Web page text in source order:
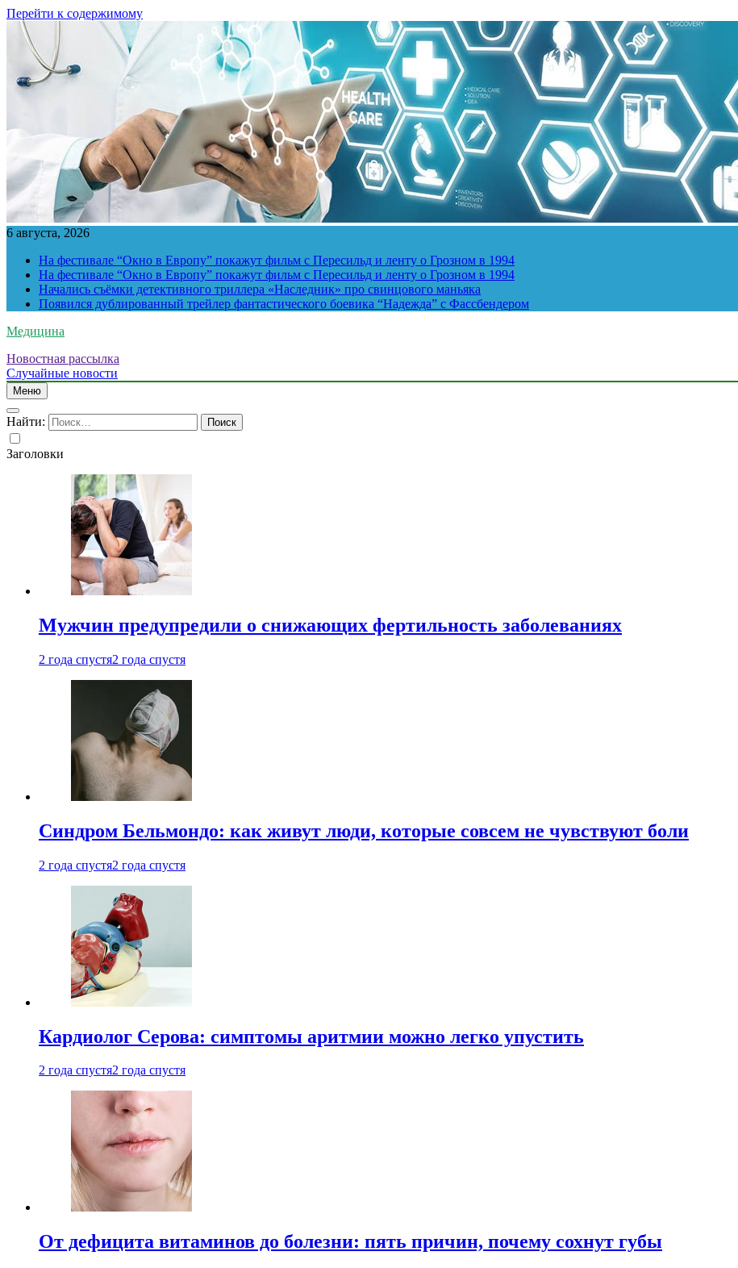
Перейти к содержимому
6 августа, 2026
На фестивале “Окно в Европу” покажут фильм с Пересильд и ленту о Грозном в 1994
На фестивале “Окно в Европу” покажут фильм с Пересильд и ленту о Грозном в 1994
Начались съёмки детективного триллера «Наследник» про свинцового маньяка
Появился дублированный трейлер фантастического боевика “Надежда” с Фассбендером
Медицина
Новостная рассылка
Случайные новости
Меню
Найти:
Заголовки
Мужчин предупредили о снижающих фертильность заболеваниях
2 года спустя2 года спустя
Синдром Бельмондо: как живут люди, которые совсем не чувствуют боли
2 года спустя2 года спустя
Кардиолог Серова: симптомы аритмии можно легко упустить
2 года спустя2 года спустя
От дефицита витаминов до болезни: пять причин, почему сохнут губы